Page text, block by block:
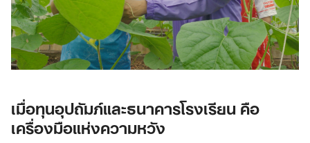
เมื่อทุนอุปถัมภ์และธนาคารโรงเรียน คือ
เครื่องมือแห่งความหวัง